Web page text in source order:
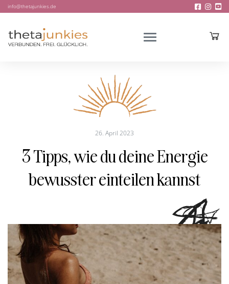
info@thetajunkies.de
26. April 2023
3 Tipps, wie du deine Energie
bewusster einteilen kannst